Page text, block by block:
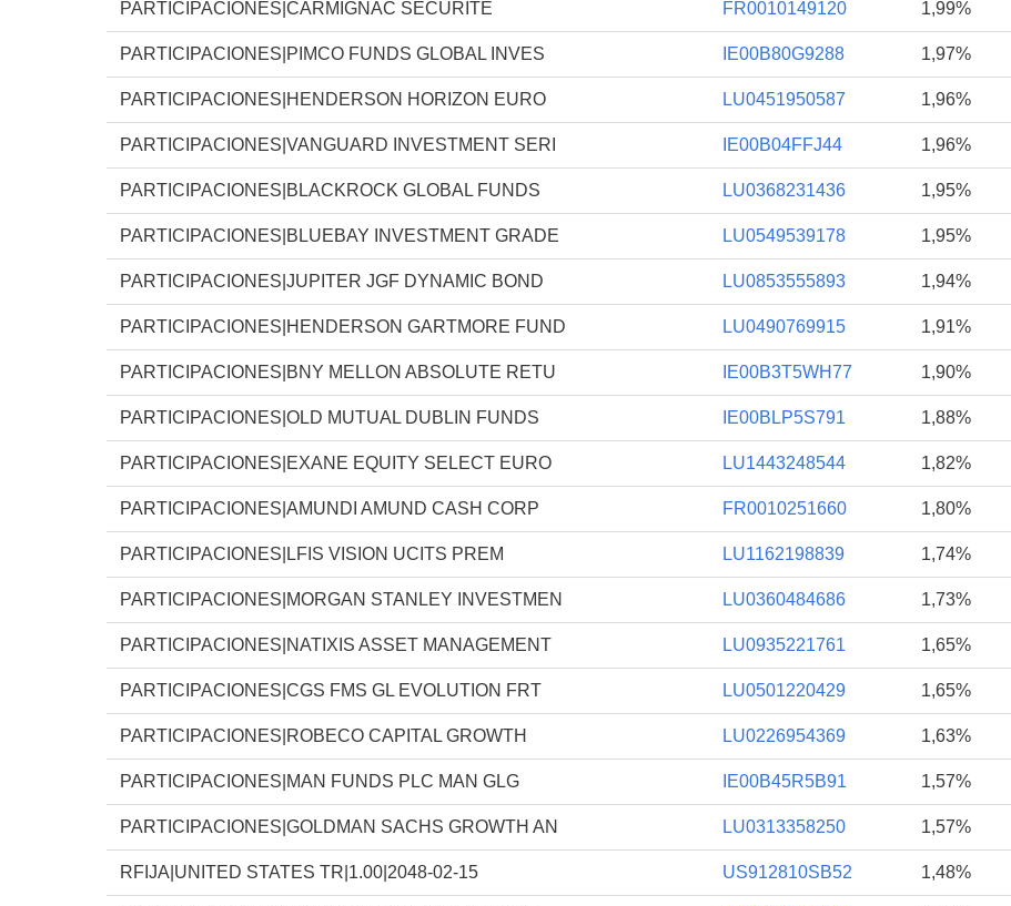
PARTICIPACIONES|CARMIGNAC SECURITE FR0010149120 1,99%
PARTICIPACIONES|PIMCO FUNDS GLOBAL INVES IE00B80G9288 1,97%
PARTICIPACIONES|HENDERSON HORIZON EURO LU0451950587 1,96%
PARTICIPACIONES|VANGUARD INVESTMENT SERI IE00B04FFJ44 1,96%
PARTICIPACIONES|BLACKROCK GLOBAL FUNDS LU0368231436 1,95%
PARTICIPACIONES|BLUEBAY INVESTMENT GRADE LU0549539178 1,95%
PARTICIPACIONES|JUPITER JGF DYNAMIC BOND LU0853555893 1,94%
PARTICIPACIONES|HENDERSON GARTMORE FUND LU0490769915 1,91%
PARTICIPACIONES|BNY MELLON ABSOLUTE RETU IE00B3T5WH77 1,90%
PARTICIPACIONES|OLD MUTUAL DUBLIN FUNDS IE00BLP5S791 1,88%
PARTICIPACIONES|EXANE EQUITY SELECT EURO LU1443248544 1,82%
PARTICIPACIONES|AMUNDI AMUND CASH CORP FR0010251660 1,80%
PARTICIPACIONES|LFIS VISION UCITS PREM LU1162198839 1,74%
PARTICIPACIONES|MORGAN STANLEY INVESTMEN LU0360484686 1,73%
PARTICIPACIONES|NATIXIS ASSET MANAGEMENT LU0935221761 1,65%
PARTICIPACIONES|CGS FMS GL EVOLUTION FRT LU0501220429 1,65%
PARTICIPACIONES|ROBECO CAPITAL GROWTH LU0226954369 1,63%
PARTICIPACIONES|MAN FUNDS PLC MAN GLG IE00B45R5B91 1,57%
PARTICIPACIONES|GOLDMAN SACHS GROWTH AN LU0313358250 1,57%
RFIJA|UNITED STATES TR|1.00|2048-02-15 US912810SB52 1,48%